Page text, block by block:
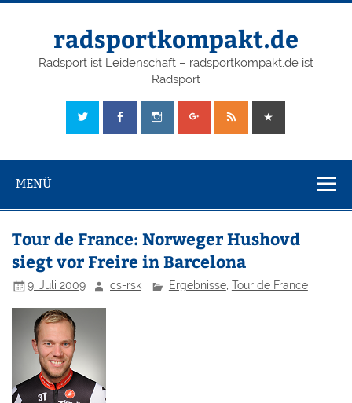
radsportkompakt.de
Radsport ist Leidenschaft – radsportkompakt.de ist
Radsport
MENÜ
Tour de France: Norweger Hushovd
siegt vor Freire in Barcelona
9. Juli 2009 cs-rsk Ergebnisse, Tour de France